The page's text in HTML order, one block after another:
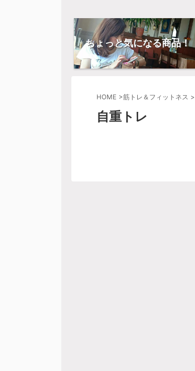
ちょっと気になる商品！
HOME >筋トレ＆フィットネス >
自重トレ